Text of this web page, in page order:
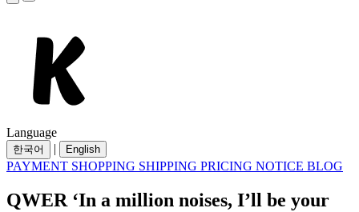
Language
한국어 | English
PAYMENT SHOPPING SHIPPING PRICING NOTICE BLOG
QWER ‘In a million noises, I’ll be your